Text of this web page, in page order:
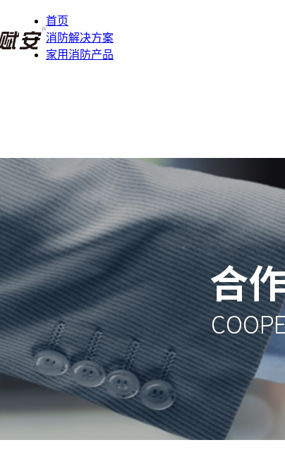
首页
消防解决方案
家用消防产品